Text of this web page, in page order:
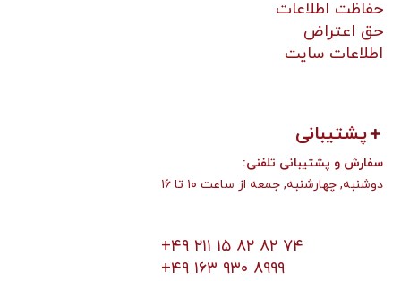
حفاظت اطلاعات
حق اعتراض
اطلاعات سایت
پشتیبانی
:سفارش و پشتیبانی تلفنی
دوشنبه, چهارشنبه, جمعه از ساعت ۱۰ تا ۱۶
+۴۹ ۲۱۱ ۱۵ ۸۲ ۸۲ ۷۴
+۴۹ ۱۶۳ ۹۳۰ ۸۹۹۹